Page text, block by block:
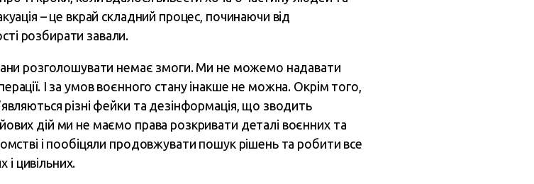
– це вкрай складний процес, починаючи від
розбирати завали.
розголошувати немає змоги. Ми не можемо надавати
І за умов воєнного стану інакше не можна. Окрім того,
різні фейки та дезінформація, що зводить
дій ми не маємо права розкривати деталі воєнних та
і пообіцяли продовжувати пошук рішень та робити все
цивільних.